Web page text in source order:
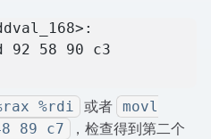
58 90 c3
%rdi 或者 movl
89 c7
，检查得到第二个